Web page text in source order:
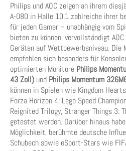
Philips und AOC zeigen an ihrem
A-080 in Halle 10.1 zahlreiche ihrer
für jeden Gamer – unabhängig vom
bieten zu können, vervollständigt
Geräten auf Wettbewerbsniveau. Die
empfehlen sich besonders für
optimierten Monitore Philips
43 Zoll) und Philips Momentum
können in Spielen wie Kingdom
Forza Horizon 4: Lego Speed
Reignited Trilogy, Stranger Things 3:
getestet werden. Darüber hinaus
Möglichkeit, berühmte deutsche
Schubech sowie eSport-Stars wie